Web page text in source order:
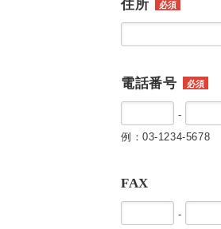
住所 必須
電話番号 必須
-
例：03-1234-5678
FAX
-